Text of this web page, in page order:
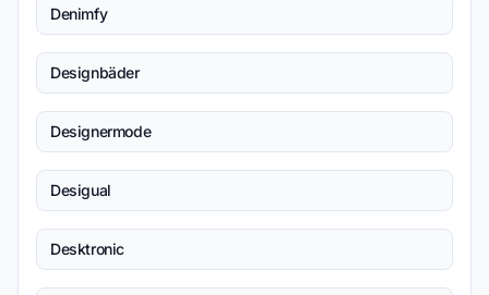
Denimfy
Designbäder
Designermode
Desigual
Desktronic